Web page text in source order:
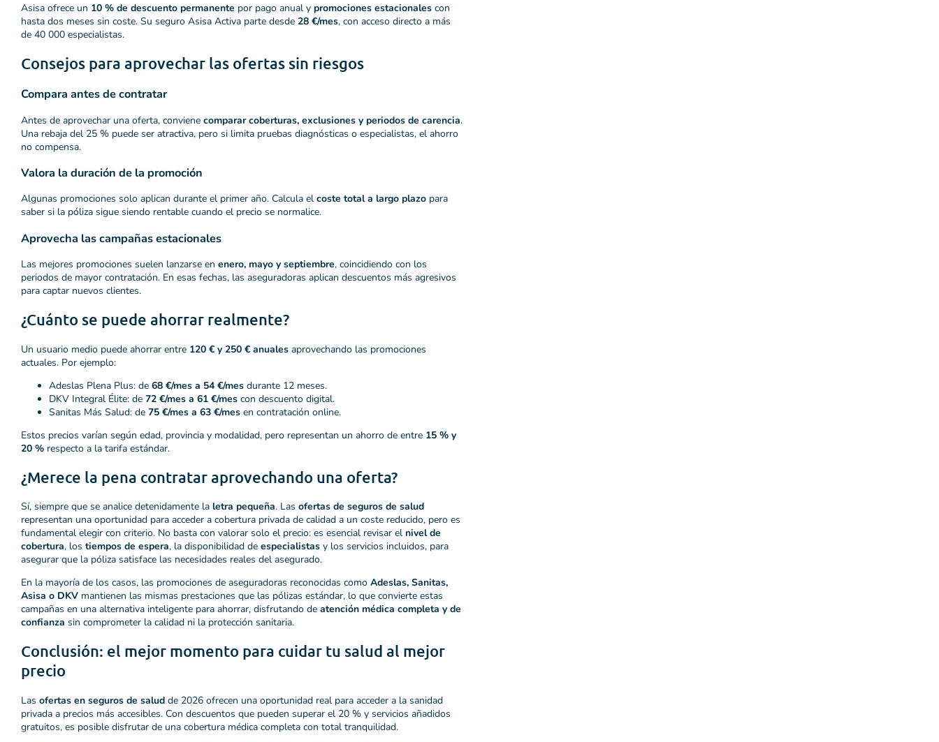
Asisa ofrece un 10 % de descuento permanente por pago anual y promociones estacionales con
hasta dos meses sin coste. Su seguro Asisa Activa parte desde 28 €/mes, con acceso directo a más
de 40 000 especialistas.
Consejos para aprovechar las ofertas sin riesgos
Compara antes de contratar
Antes de aprovechar una oferta, conviene comparar coberturas, exclusiones y periodos de carencia.
Una rebaja del 25 % puede ser atractiva, pero si limita pruebas diagnósticas o especialistas, el ahorro
no compensa.
Valora la duración de la promoción
Algunas promociones solo aplican durante el primer año. Calcula el coste total a largo plazo para
saber si la póliza sigue siendo rentable cuando el precio se normalice.
Aprovecha las campañas estacionales
Las mejores promociones suelen lanzarse en enero, mayo y septiembre, coincidiendo con los
periodos de mayor contratación. En esas fechas, las aseguradoras aplican descuentos más agresivos
para captar nuevos clientes.
¿Cuánto se puede ahorrar realmente?
Un usuario medio puede ahorrar entre 120 € y 250 € anuales aprovechando las promociones
actuales. Por ejemplo:
Adeslas Plena Plus: de 68 €/mes a 54 €/mes durante 12 meses.
DKV Integral Élite: de 72 €/mes a 61 €/mes con descuento digital.
Sanitas Más Salud: de 75 €/mes a 63 €/mes en contratación online.
Estos precios varían según edad, provincia y modalidad, pero representan un ahorro de entre 15 % y
20 % respecto a la tarifa estándar.
¿Merece la pena contratar aprovechando una oferta?
Sí, siempre que se analice detenidamente la letra pequeña. Las ofertas de seguros de salud
representan una oportunidad para acceder a cobertura privada de calidad a un coste reducido, pero es
fundamental elegir con criterio. No basta con valorar solo el precio: es esencial revisar el nivel de
cobertura, los tiempos de espera, la disponibilidad de especialistas y los servicios incluidos, para
asegurar que la póliza satisface las necesidades reales del asegurado.
En la mayoría de los casos, las promociones de aseguradoras reconocidas como Adeslas, Sanitas,
Asisa o DKV mantienen las mismas prestaciones que las pólizas estándar, lo que convierte estas
campañas en una alternativa inteligente para ahorrar, disfrutando de atención médica completa y de
confianza sin comprometer la calidad ni la protección sanitaria.
Conclusión: el mejor momento para cuidar tu salud al mejor
precio
Las ofertas en seguros de salud de 2026 ofrecen una oportunidad real para acceder a la sanidad
privada a precios más accesibles. Con descuentos que pueden superar el 20 % y servicios añadidos
gratuitos, es posible disfrutar de una cobertura médica completa con total tranquilidad.